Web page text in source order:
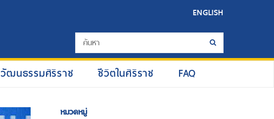
ENGLISH
วัฒนธรรมศิริราช ชีวิตในศิริราช FAQ
หมวดหมู่